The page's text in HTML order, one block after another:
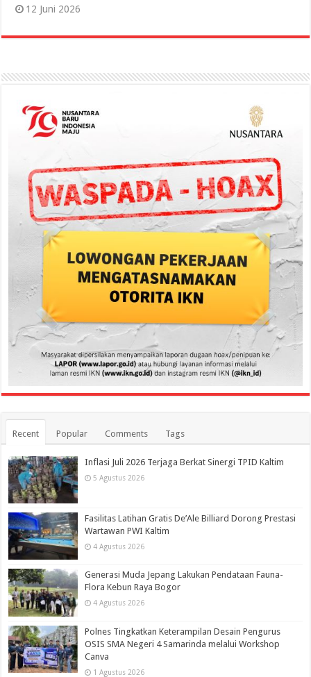
12 Juni 2026
Recent Popular Comments Tags
Inflasi Juli 2026 Terjaga Berkat Sinergi TPID Kaltim
5 Agustus 2026
Fasilitas Latihan Gratis De’Ale Billiard Dorong Prestasi
Wartawan PWI Kaltim
4 Agustus 2026
Generasi Muda Jepang Lakukan Pendataan Fauna-
Flora Kebun Raya Bogor
4 Agustus 2026
Polnes Tingkatkan Keterampilan Desain Pengurus
OSIS SMA Negeri 4 Samarinda melalui Workshop
Canva
1 Agustus 2026